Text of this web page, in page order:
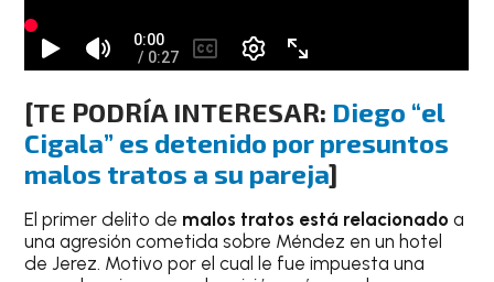
[TE PODRÍA INTERESAR: Diego “el
Cigala” es detenido por presuntos
malos tratos a su pareja]
El primer delito de malos tratos está relacionado a
una agresión cometida sobre Méndez en un hotel
de Jerez. Motivo por el cual le fue impuesta una